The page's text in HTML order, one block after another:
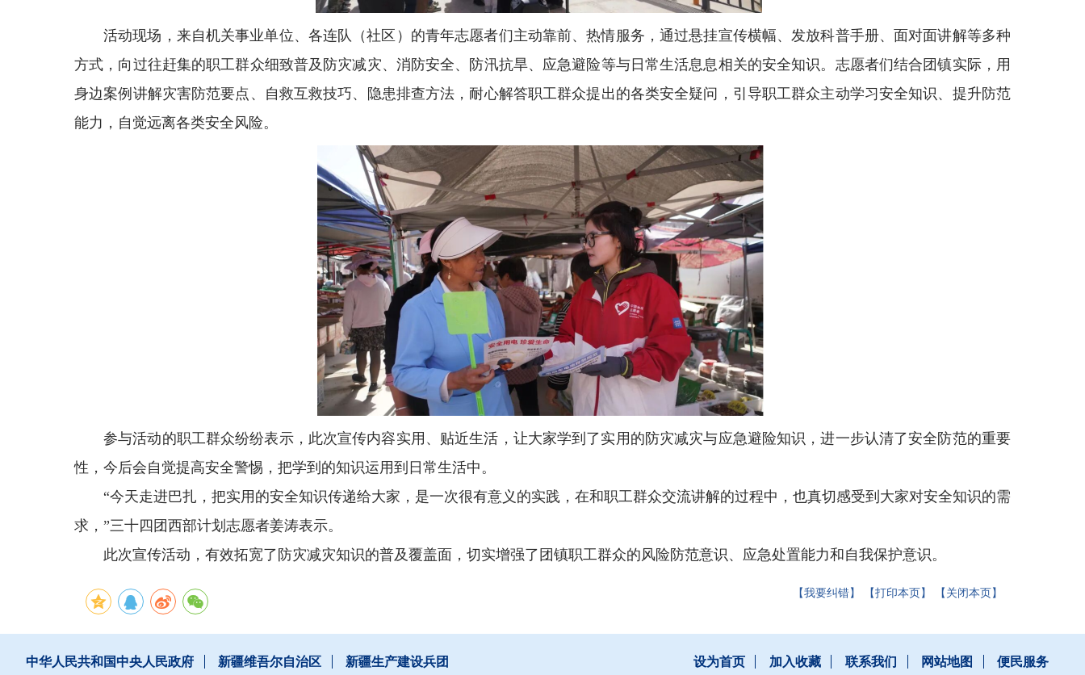
活动现场，来自机关事业单位、各连队（社区）的青年志愿者们主动靠前、热情服务，通过悬挂宣传横幅、发放科普手册、面对面讲解等多种
方式，向过往赶集的职工群众细致普及防灾减灾、消防安全、防汛抗旱、应急避险等与日常生活息息相关的安全知识。志愿者们结合团镇实际，用
身边案例讲解灾害防范要点、自救互救技巧、隐患排查方法，耐心解答职工群众提出的各类安全疑问，引导职工群众主动学习安全知识、提升防范
能力，自觉远离各类安全风险。
参与活动的职工群众纷纷表示，此次宣传内容实用、贴近生活，让大家学到了实用的防灾减灾与应急避险知识，进一步认清了安全防范的重要
性，今后会自觉提高安全警惕，把学到的知识运用到日常生活中。
“今天走进巴扎，把实用的安全知识传递给大家，是一次很有意义的实践，在和职工群众交流讲解的过程中，也真切感受到大家对安全知识的需
求，”三十四团西部计划志愿者姜涛表示。
此次宣传活动，有效拓宽了防灾减灾知识的普及覆盖面，切实增强了团镇职工群众的风险防范意识、应急处置能力和自我保护意识。
【我要纠错】 【打印本页】 【关闭本页】
中华人民共和国中央人民政府 新疆维吾尔自治区 新疆生产建设兵团 设为首页 加入收藏 联系我们 网站地图 便民服务